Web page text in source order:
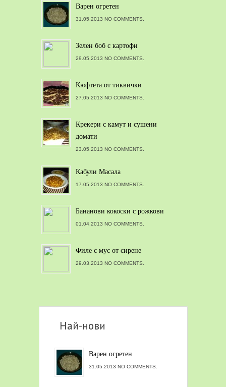
Варен огретен
31.05.2013 NO COMMENTS.
Зелен боб с картофи
29.05.2013 NO COMMENTS.
Кюфтета от тиквички
27.05.2013 NO COMMENTS.
Крекери с камут и сушени
домати
23.05.2013 NO COMMENTS.
Кабули Масала
17.05.2013 NO COMMENTS.
Бананови кокоски с рожкови
01.04.2013 NO COMMENTS.
Филе с мус от сирене
29.03.2013 NO COMMENTS.
Най-нови
Варен огретен
31.05.2013 NO COMMENTS.